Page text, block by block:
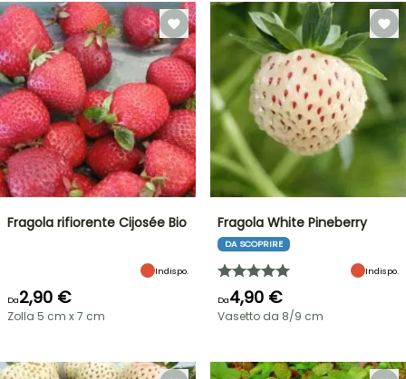
Fragola rifiorente Cijosée Bio
Indispo.
Da2,90 €
Zolla 5 cm x 7 cm
Fragola White Pineberry
DA SCOPRIRE
Indispo.
Da4,90 €
Vasetto da 8/9 cm